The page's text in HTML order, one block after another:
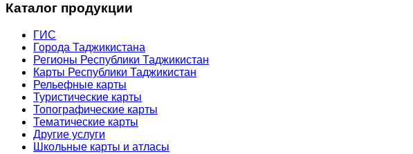
Каталог продукции
ГИС
Города Таджикистана
Регионы Республики Таджикистан
Карты Республики Таджикистан
Рельефные карты
Туристические карты
Топографические карты
Тематические карты
Другие услуги
Школьные карты и атласы